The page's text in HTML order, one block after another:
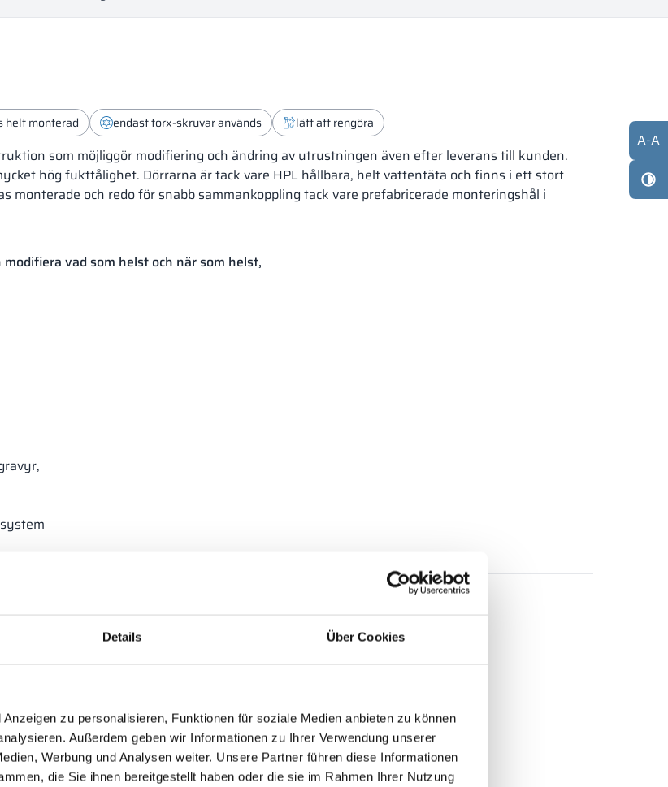
Details Über Cookies
zu personalisieren, Funktionen für soziale Medien anbieten zu können
Außerdem geben wir Informationen zu Ihrer Verwendung unserer
Werbung und Analysen weiter. Unsere Partner führen diese Informationen
die Sie ihnen bereitgestellt haben oder die sie im Rahmen Ihrer Nutzung
helt monterad endast torx-skruvar används lätt att rengöra
som möjliggör modifiering och ändring av utrustningen även efter leverans till kunden.
hög fukttålighet. Dörrarna är tack vare HPL hållbara, helt vattentäta och finns i ett stort
monterade och redo för snabb sammankoppling tack vare prefabricerade monteringshål i
vad som helst och när som helst,
A-A